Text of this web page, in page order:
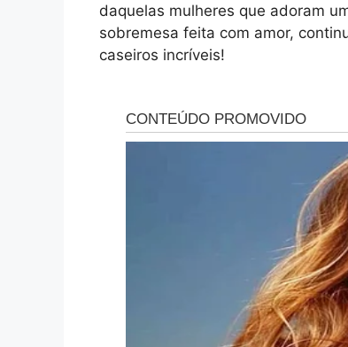
daquelas mulheres que adoram
sobremesa feita com amor,
caseiros incríveis!